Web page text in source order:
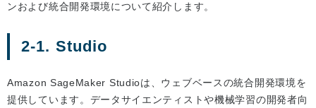
ンおよび統合開発環境について紹介します。
2-1. Studio
Amazon SageMaker Studioは、ウェブベースの統合開発環境を
提供しています。データサイエンティストや機械学習の開発者向